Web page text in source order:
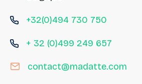
+32(0)494 730 750
+ 32 (0)499 249 657
contact@madatte.com